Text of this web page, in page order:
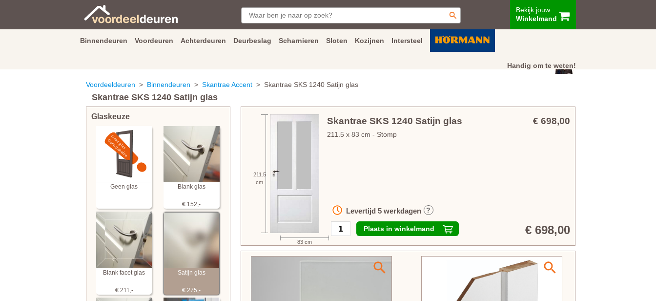
Bekijk jouw
Winkelmand
Binnendeuren Voordeuren Achterdeuren Deurbeslag Scharnieren Sloten Kozijnen Intersteel
Handig om te weten!
Klantenservice
Voordeeldeuren > Binnendeuren > Skantrae Accent > Skantrae SKS 1240 Satijn glas
Skantrae SKS 1240 Satijn glas
Glaskeuze
Geen glas Blank glas
€ 152,-
Blank facet glas
€ 211,-
Satijn glas
€ 275,-
211.5
cm
Skantrae SKS 1240 Satijn glas € 698,00
211.5 x 83 cm - Stomp
Plaats in winkelmand
Levertijd 5werkdagen ?
€ 698,00
83 cm